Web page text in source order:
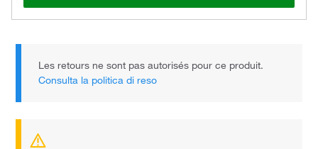
Les retours ne sont pas autorisés pour ce produit.
Consulta la politica di reso